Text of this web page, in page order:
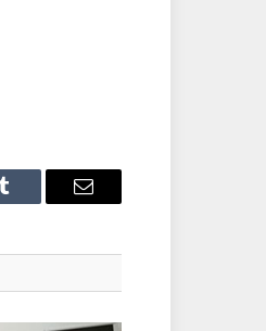
Tumblr Email